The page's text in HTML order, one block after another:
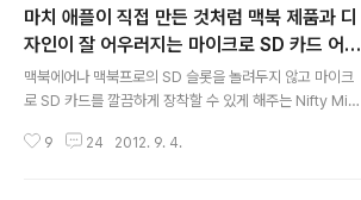
마치 애플이 직접 만든 것처럼 맥북 제품과 디
자인이 잘 어우러지는 마이크로 SD 카드 어댑
터 Nifty MiniDrive
맥북에어나 맥북프로의 SD 슬롯을 놀려두지 않고 마이크
로 SD 카드를 깔끔하게 장착할 수 있게 해주는 Nifty Mini
픈하고 추가 주문을 받고 있습니다. (이에 기존에 블로그에
9 24 2012. 9. 4.